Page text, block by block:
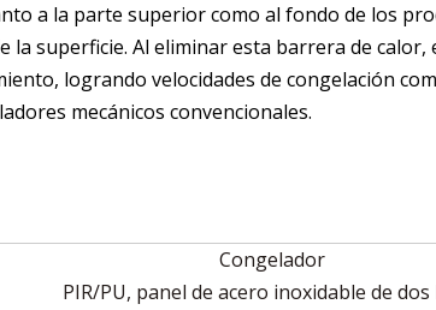
a la parte superior como al fondo de los
superficie. Al eliminar esta barrera de calor,
logrando velocidades de congelación
mecánicos convencionales.
Congelador
PIR/PU, panel de acero inoxidable de dos